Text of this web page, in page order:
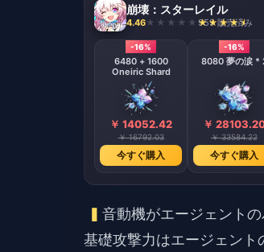
崩壊：スターレイル
4.46 959 販売済み
-16%
6480 + 1600
Oneiric Shard
￥ 14052.42
￥ 16792.03
今すぐ購入
-16%
8080 夢の涙 *
￥
￥ 33584.22
今すぐ購入
音動機がエージェント
基礎攻撃力はエージェント